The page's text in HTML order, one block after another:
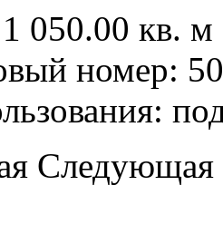
1 050.00 кв.
номер:
Следующая